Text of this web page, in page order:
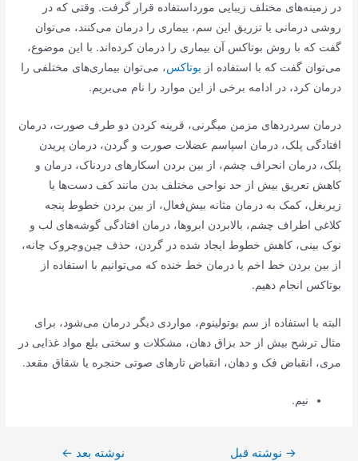
در زمینه‌های مختلف زیبایی مورداستفاده قرار گرفت. وقتی که در
روشی درمانی با تزریق این سم، بیماری را درمان می‌کنند، می‌توان
گفت که با روش بوتاکس آن بیماری را درمان کرده‌اند. با این موضوع،
می‌توان گفت که با استفاده از بوتاکس، می‌توان بیماری‌های مختلفی را
درمان کرد، در ادامه برخی از این موارد را نام می‌بریم.
درمان سردردهای مزمن میگرنی، قرینه کردن دو طرف صورت، درمان
افتادگی پلک، درمان اسپاسم عضلات صورت و گردن، درمان پریدن
پلک، درمان انحراف چشم، از بین بردن اسکارهای دردناک، درمان و
کاهش تعریق بیش از حد نواحی مختلف بدن مانند کف دست‌ها یا
زیربغل، کمک به درمان مثانه بیش‌فعال، از بین بردن خطوط پنجه
کلاغی اطراف چشم، بالابردن ابروها، درمان افتادگی گوشه‌های لب و
نوک بینی، کاهش خطوط ایجاد شده در گردن، حذف چین‌وچروک چانه،
از بین بردن خط اخم یا درمان خط خنده که می‌توانیم با استفاده از
بوتاکس انجام دهیم.
البته با استفاده از سم بوتولینوم، مواردی دیگر درمان می‌شود، برای
مثال ترشح بیش از حد بزاق دهان، مشکلات و سختی بلع مواد غذایی در
مری، انقباض فک و دهان، انقباض تارهای صوتی حنجره یا شقاق مقعد.
نیم.
راهبری
→ نوشته قبل نوشته بعد ←